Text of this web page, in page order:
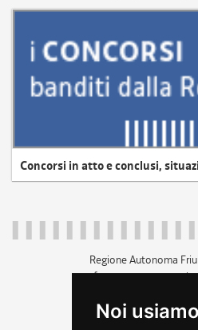
Noi
Concorsi in atto e conclusi,
Regione Autonoma
c.f. 80014930327;
+39 040